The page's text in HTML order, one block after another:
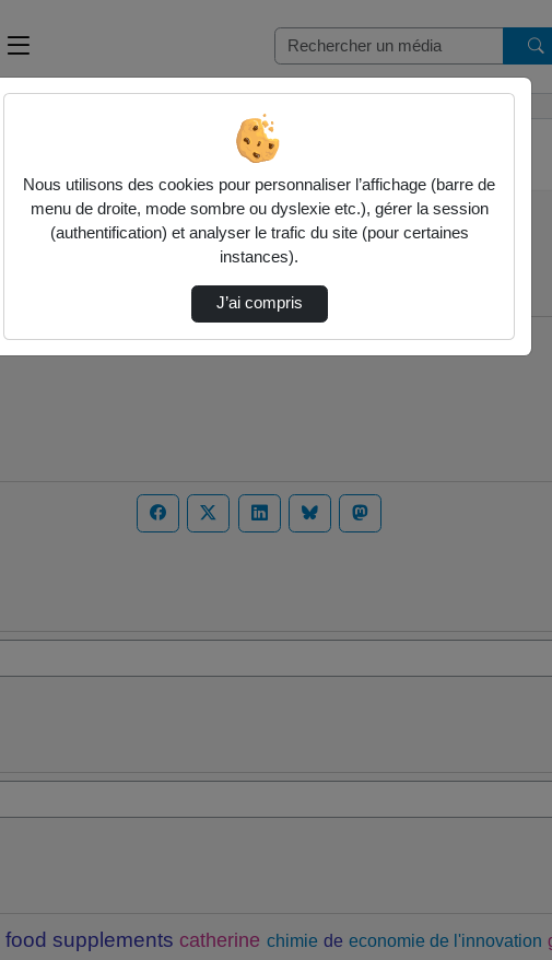
food supplements catherine chimie de economie de l'innovation
Nous utilisons des cookies pour personnaliser l’affichage (barre de
menu de droite, mode sombre ou dyslexie etc.), gérer la session
(authentification) et analyser le trafic du site (pour certaines
instances).
J’ai compris